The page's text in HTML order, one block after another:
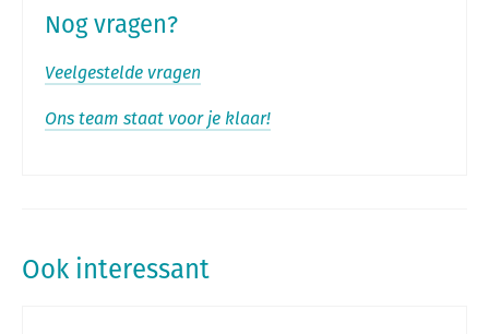
Nog vragen?
Veelgestelde vragen
Ons team staat voor je klaar!
Ook interessant